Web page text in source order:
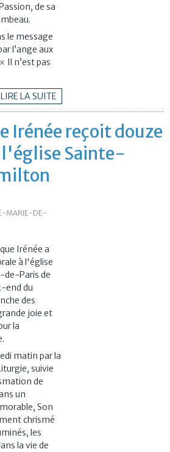
de sa
le message
l’ange aux
Il n’est pas
LIRE LA SUITE
Irénée reçoit douze
l'église Sainte-
MARIE-DE-
Irénée a
à l'église
Paris de
end du
des
joie et
la
matin par la
suivie
de
un
Son
chrismé
les
la vie de